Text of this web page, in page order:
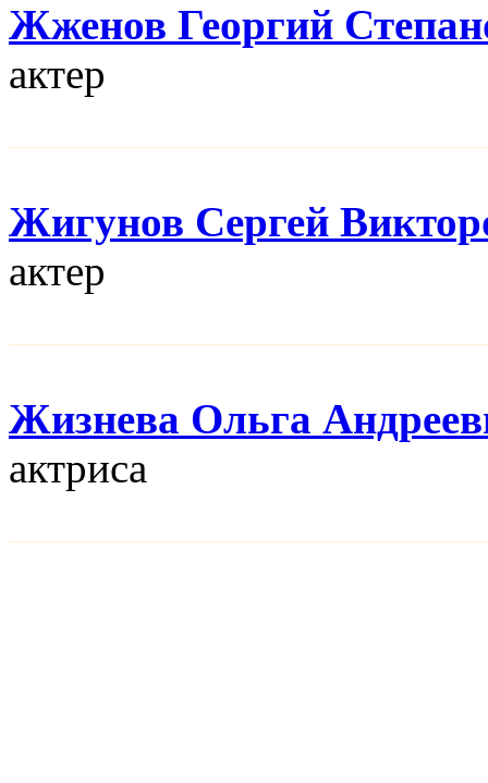
Жженов Георгий
актер
Жигунов Сергей
актер
Жизнева Ольга
актриса